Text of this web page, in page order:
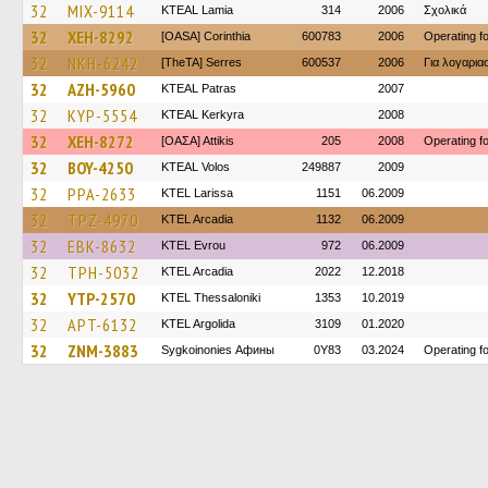
32 MIX-9114 KTEAL Lamia 314 2006 Σχολικά
32 XEH-8292 [OASA] Corinthia 600783 2006 Operating
32 NKH-6242 [TheTA] Serres 600537 2006 Για
32 AZH-5960 KTEAL Patras 2007
32 KYP-5554 KTEAL Kerkyra 2008
32 XEH-8272 [ΟΑΣΑ] Αttikis 205 2008 Operating
32 BOY-4250 KTEAL Volos 249887 2009
32 PPA-2633 KTEL Larissa 1151 06.2009
32 TPZ-4970 KTEL Arcadia 1132 06.2009
32 EBK-8632 KTEL Evrou 972 06.2009
32 TPH-5032 KTEL Arcadia 2022 12.2018
32 YTP-2570 KTEL Thessaloniki 1353 10.2019
32 APT-6132 KTEL Argolida 3109 01.2020
32 ZNM-3883 Sygkoinonies Афины 0Y83 03.2024 Operating